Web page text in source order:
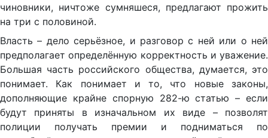
чиновники, ничтоже сумняшеся, предлагают прожить
на три с половиной.
Власть – дело серьёзное, и разговор с ней или о ней
предполагает определённую корректность и уважение.
Большая часть российского общества, думается, это
понимает. Как понимает и то, что новые законы,
дополняющие крайне спорную 282-ю статью – если
будут приняты в изначальном их виде – позволят
полиции получать премии и подниматься по